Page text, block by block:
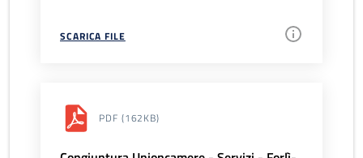
SCARICA FILE
PDF (162KB)